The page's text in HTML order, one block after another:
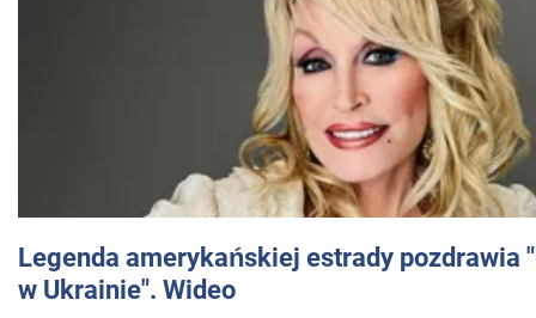
Legenda amerykańskiej estrady pozdrawia
w Ukrainie". Wideo